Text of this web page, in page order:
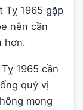
Tỵ 1965 gặp
nên cần
hơn.
1965 cần
quý vị
mong